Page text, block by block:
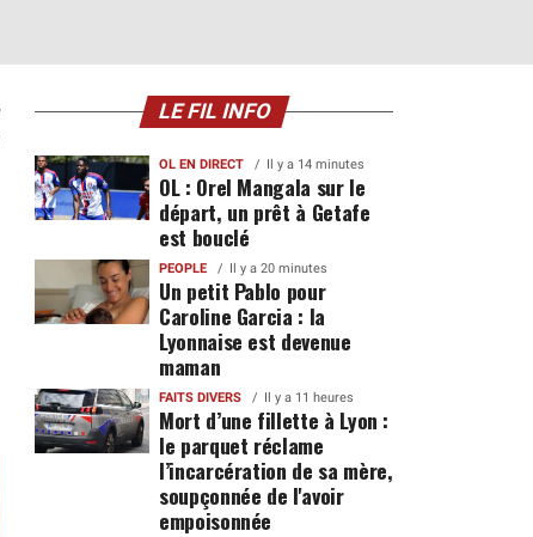
LE FIL INFO
OL EN DIRECT Il y a 14 minutes
OL : Orel Mangala sur le
départ, un prêt à Getafe
est bouclé
PEOPLE Il y a 20 minutes
Un petit Pablo pour
Caroline Garcia : la
Lyonnaise est devenue
maman
FAITS DIVERS Il y a 11 heures
Mort d’une fillette à Lyon :
le parquet réclame
l’incarcération de sa mère,
soupçonnée de l'avoir
empoisonnée